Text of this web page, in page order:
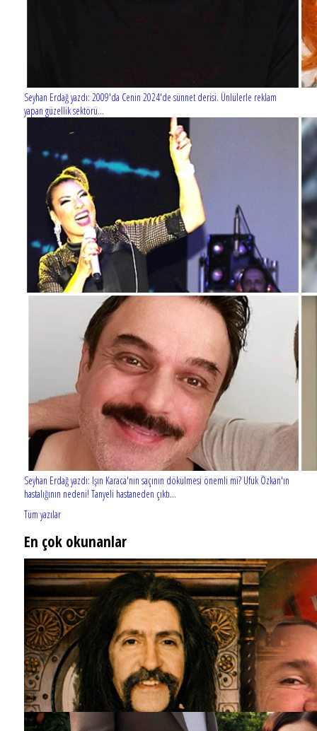
Seyhan Erdağ yazdı: 2009'da Cenin 2024'de sünnet derisi. Ünlülerle reklam
yapan güzellik sektörü...
Seyhan Erdağ yazdı: Işın Karaca'nın saçının dökülmesi önemli mi? Ufuk Özkan'ın
hastalığının nedeni! Tanyeli hastaneden çıktı...
Tüm yazılar
En çok okunanlar